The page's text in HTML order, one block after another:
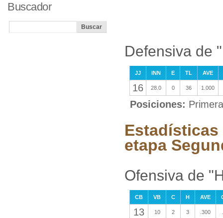
Defensiva de
JJ INN E TL AVE
16 28.0 0 36 1.000
Posiciones:
Estadísticas
etapa
Ofensiva de
CB VB C H AVE
13 10 2 3 .300
Buscador